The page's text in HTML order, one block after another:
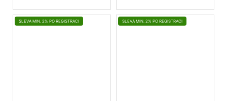
SLEVA MIN. 2% PO REGISTRACI SLEVA MIN. 2% PO REGISTRACI